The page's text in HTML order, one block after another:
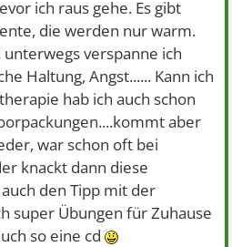
ich raus gehe. Es gibt
die werden nur warm.
verspanne ich
Haltung, Angst...... Kann ich
hab ich auch schon
aber
war schon oft bei
knackt dann diese
den Tipp mit der
super Übungen für Zuhause
so eine cd